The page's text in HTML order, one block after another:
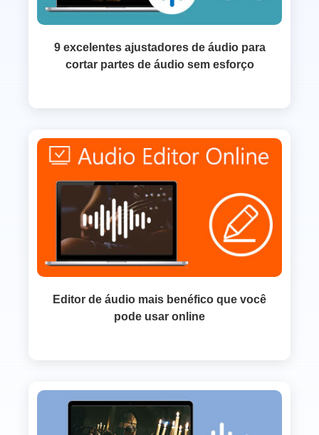
9 excelentes ajustadores de áudio para
cortar partes de áudio sem esforço
Editor de áudio mais benéfico que você
pode usar online